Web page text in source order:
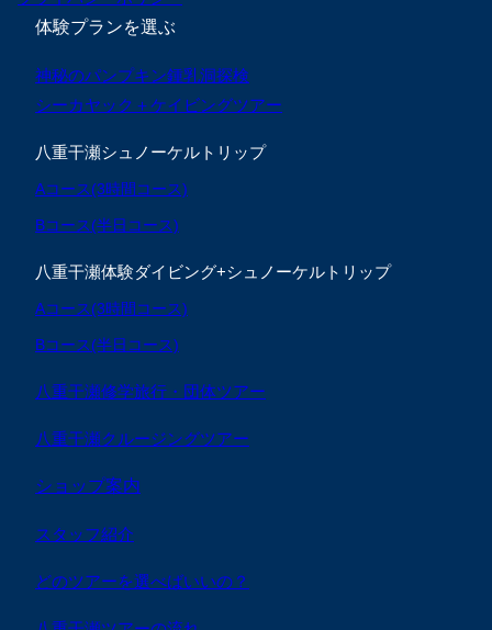
体験プランを選ぶ
神秘のパンプキン鍾乳洞探検
シーカヤック＋ケイビングツアー
八重干瀬シュノーケルトリップ
Aコース(3時間コース)
Bコース(半日コース)
八重干瀬体験ダイビング+シュノーケルトリップ
Aコース(3時間コース)
Bコース(半日コース)
八重干瀬修学旅行・団体ツアー
八重干瀬クルージングツアー
ショップ案内
スタッフ紹介
どのツアーを選べばいいの？